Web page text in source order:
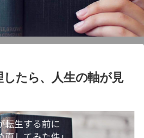
たら、人生の軸が見